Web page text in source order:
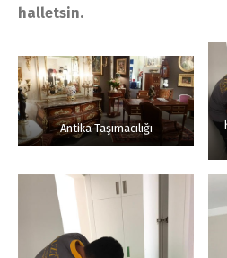
halletsin.
Antika Taşımacılığı